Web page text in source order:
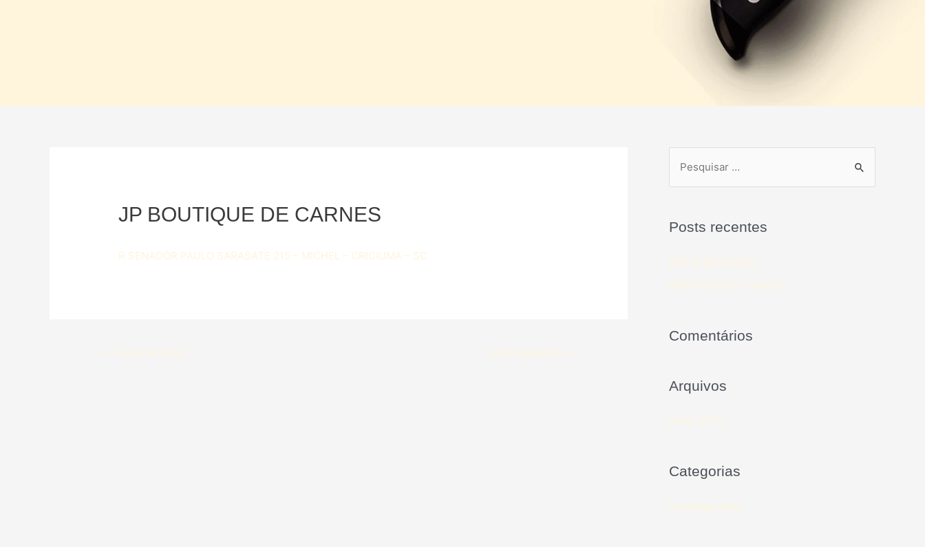
JP BOUTIQUE DE CARNES
R SENADOR PAULO SARASATE 215 – MICHEL – CRICIUMA – SC
← Lojas anterior Lojas seguinte →
Posts recentes
BIFE À MILANESA
APERITIVO DE TOMATE
Comentários
Arquivos
junho 2021
Categorias
Uncategorized